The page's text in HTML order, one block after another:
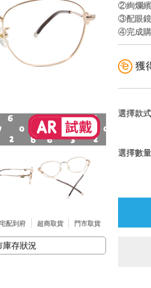
宅配到府 超商取貨 門市取貨
庫存狀況
②絢爛繽
③配眼鏡
④完成購
獲
選擇款式
選擇數量